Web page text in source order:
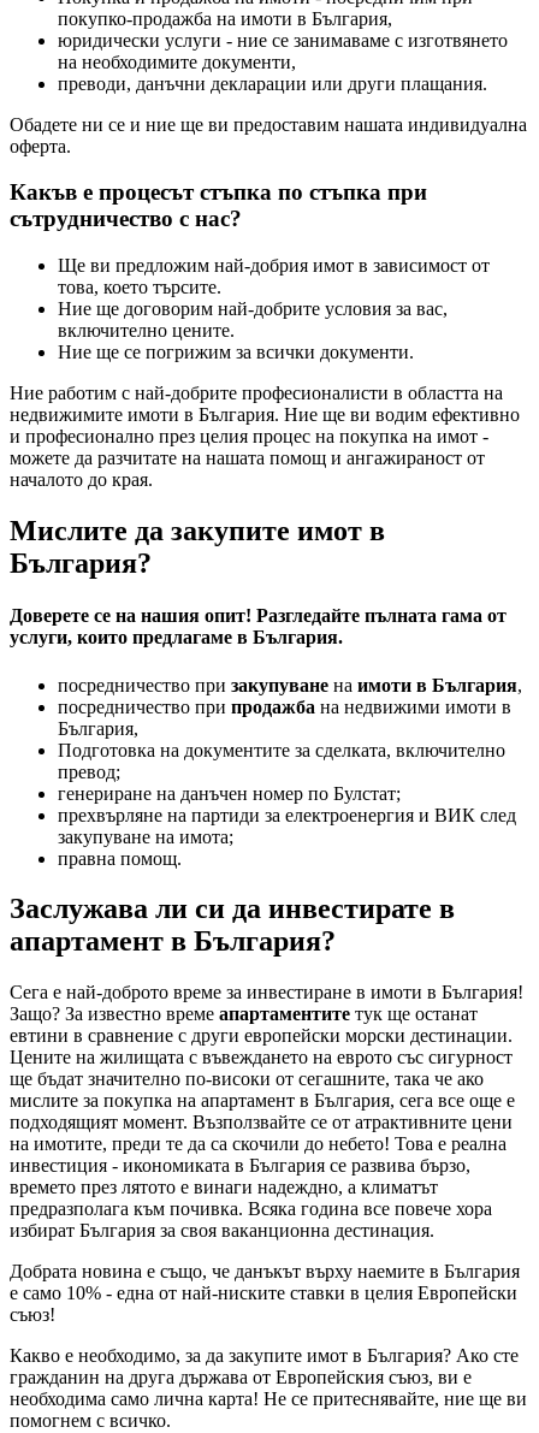
покупко-продажба на имоти в България,
юридически услуги - ние се занимаваме с изготвянето
на необходимите документи,
преводи, данъчни декларации или други плащания.
Обадете ни се и ние ще ви предоставим нашата индивидуална
оферта.
Какъв е процесът стъпка по стъпка при
сътрудничество с нас?
Ще ви предложим най-добрия имот в зависимост от
това, което търсите.
Ние ще договорим най-добрите условия за вас,
включително цените.
Ние ще се погрижим за всички документи.
Ние работим с най-добрите професионалисти в областта на
недвижимите имоти в България. Ние ще ви водим ефективно
и професионално през целия процес на покупка на имот -
можете да разчитате на нашата помощ и ангажираност от
началото до края.
Мислите да закупите имот в
България?
Доверете се на нашия опит! Разгледайте пълната гама от
услуги, които предлагаме в България.
посредничество при закупуване на имоти в България,
посредничество при продажба на недвижими имоти в
България,
Подготовка на документите за сделката, включително
превод;
генериране на данъчен номер по Булстат;
прехвърляне на партиди за електроенергия и ВИК след
закупуване на имота;
правна помощ.
Заслужава ли си да инвестирате в
апартамент в България?
Сега е най-доброто време за инвестиране в имоти в България!
Защо? За известно време апартаментите тук ще останат
евтини в сравнение с други европейски морски дестинации.
Цените на жилищата с въвеждането на еврото със сигурност
ще бъдат значително по-високи от сегашните, така че ако
мислите за покупка на апартамент в България, сега все още е
подходящият момент. Възползвайте се от атрактивните цени
на имотите, преди те да са скочили до небето! Това е реална
инвестиция - икономиката в България се развива бързо,
времето през лятото е винаги надеждно, а климатът
предразполага към почивка. Всяка година все повече хора
избират България за своя ваканционна дестинация.
Добрата новина е също, че данъкът върху наемите в България
е само 10% - една от най-ниските ставки в целия Европейски
съюз!
Какво е необходимо, за да закупите имот в България? Ако сте
гражданин на друга държава от Европейския съюз, ви е
необходима само лична карта! Не се притеснявайте, ние ще ви
помогнем с всичко.